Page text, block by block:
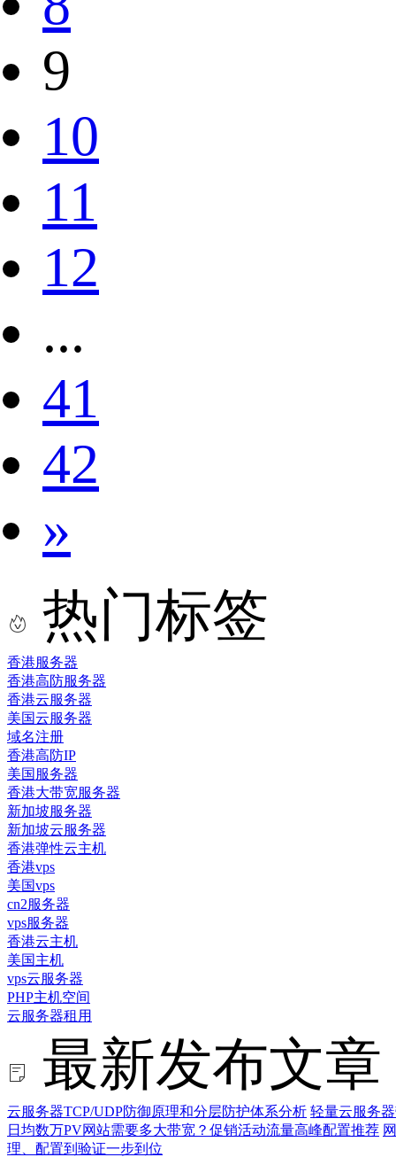
9
10
11
12
...
41
42
»
热门标签
香港服务器
香港高防服务器
香港云服务器
美国云服务器
域名注册
香港高防IP
美国服务器
香港大带宽服务器
新加坡服务器
新加坡云服务器
香港弹性云主机
香港vps
美国vps
cn2服务器
vps服务器
香港云主机
美国主机
vps云服务器
PHP主机空间
云服务器租用
最新发布文章
云服务器TCP/UDP防御原理和分层防护体系分析 轻量云服务
日均数万PV网站需要多大带宽？促销活动流量高峰配置推荐
理、配置到验证一步到位